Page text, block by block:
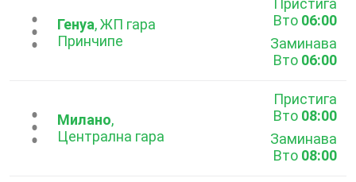
...Генуа, ЖП гара
Принчипе
Пристига
Вто 06:00
Заминава
Вто 06:00
...Милано,
Централна гара
Пристига
Вто 08:00
Заминава
Вто 08:00